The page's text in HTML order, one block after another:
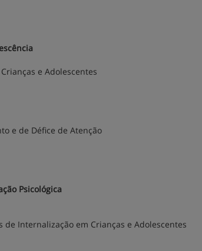
e Adolescentes
e de Défice de Atenção
Psicológica
Internalização em Crianças e Adolescentes